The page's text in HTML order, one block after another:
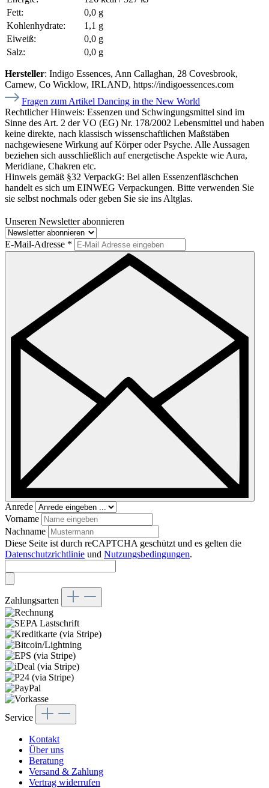
Fett:
0,0 g
Kohlenhydrate:
1,1 g
Eiweiß:
0,0 g
Salz:
0,0 g
Hersteller: Indigo Essences, Ann Callaghan, 28 Covesbrook,
Carnew, Co Wicklow, IRLAND, https://indigoessences.com
Fragen zum Artikel Dancing in the New World
Rechtlicher Hinweis: Essenzen und Schwingungsmittel sind im
Sinne des Art. 2 der VO (EG) Nr. 178/2002 Lebensmittel und haben
keine direkte, nach klassisch wissenschaftlichen Maßstäben
nachgewiesene Wirkung auf Körper oder Psyche. Alle Aussagen
beziehen sich ausschließlich auf energetische Aspekte wie Aura,
Meridiane, Chakren etc.
Hinweis gemäß §32 VerpackG: Bei allen Essenzenfläschchen
handelt es sich um EINWEG Verpackungen. Bitte verwenden Sie
sie selbst nochmals oder geben Sie sie ins Altglas.
Unseren Newsletter abonnieren
E-Mail-Adresse *
Anrede
Vorname
Nachname
Diese Seite ist durch reCAPTCHA geschützt und es gelten die
Datenschutzrichtlinie und Nutzungsbedingungen.
Zahlungsarten
Service
Kontakt
Über uns
Beratung
Versand & Zahlung
Vertrag widerrufen